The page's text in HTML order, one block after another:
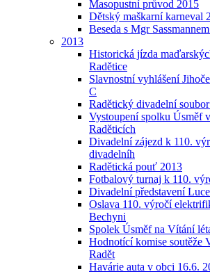
Masopustní průvod 2015
Dětský maškarní karneval
Beseda s Mgr
2013
Historická jízda
Radětice
Slavnostní vyhlášení
C
Radětický divadelní
Vystoupení spolku Úsměf
Raděticích
Divadelní zájezd k 110.
divadelníh
Radětická pouť 2013
Fotbalový turnaj k 110.
Divadelní představení
Oslava 110. výročí
Bechyni
Spolek Úsměf na Vítání
Hodnotící komise soutěže
Radět
Havárie auta v obci 16.6.